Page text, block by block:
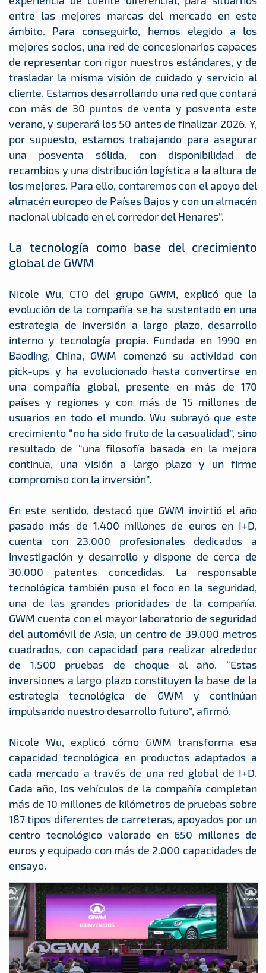
entre las mejores marcas del mercado en este
ámbito. Para conseguirlo, hemos elegido a los
mejores socios, una red de concesionarios capaces
de representar con rigor nuestros estándares, y de
trasladar la misma visión de cuidado y servicio al
cliente. Estamos desarrollando una red que contará
con más de 30 puntos de venta y posventa este
verano, y superará los 50 antes de finalizar 2026. Y,
por supuesto, estamos trabajando para asegurar
una posventa sólida, con disponibilidad de
recambios y una distribución logística a la altura de
los mejores. Para ello, contaremos con el apoyo del
almacén europeo de Países Bajos y con un almacén
nacional ubicado en el corredor del Henares”.
La tecnología como base del crecimiento
global de GWM
Nicole Wu, CTO del grupo GWM, explicó que la
evolución de la compañía se ha sustentado en una
estrategia de inversión a largo plazo, desarrollo
interno y tecnología propia. Fundada en 1990 en
Baoding, China, GWM comenzó su actividad con
pick-ups y ha evolucionado hasta convertirse en
una compañía global, presente en más de 170
países y regiones y con más de 15 millones de
usuarios en todo el mundo. Wu subrayó que este
crecimiento “no ha sido fruto de la casualidad”, sino
resultado de “una filosofía basada en la mejora
continua, una visión a largo plazo y un firme
compromiso con la inversión”.
En este sentido, destacó que GWM invirtió el año
pasado más de 1.400 millones de euros en I+D,
cuenta con 23.000 profesionales dedicados a
investigación y desarrollo y dispone de cerca de
30.000 patentes concedidas. La responsable
tecnológica también puso el foco en la seguridad,
una de las grandes prioridades de la compañía.
GWM cuenta con el mayor laboratorio de seguridad
del automóvil de Asia, un centro de 39.000 metros
cuadrados, con capacidad para realizar alrededor
de 1.500 pruebas de choque al año. “Estas
inversiones a largo plazo constituyen la base de la
estrategia tecnológica de GWM y continúan
impulsando nuestro desarrollo futuro”, afirmó.
Nicole Wu, explicó cómo GWM transforma esa
capacidad tecnológica en productos adaptados a
cada mercado a través de una red global de I+D.
Cada año, los vehículos de la compañía completan
más de 10 millones de kilómetros de pruebas sobre
187 tipos diferentes de carreteras, apoyados por un
centro tecnológico valorado en 650 millones de
euros y equipado con más de 2.000 capacidades de
ensayo.